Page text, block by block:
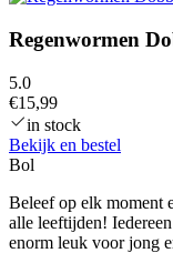
Regenwormen
5.0
€15,99
in stock
Bekijk en bestel
Bol
Beleef op elk moment
alle leeftijden!
enorm leuk voor jong